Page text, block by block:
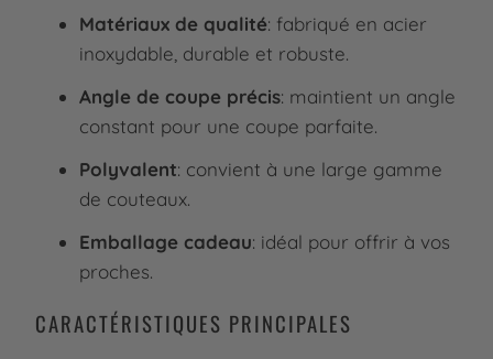
Matériaux de qualité: fabriqué en acier
inoxydable, durable et robuste.
Angle de coupe précis: maintient un angle
constant pour une coupe parfaite.
Polyvalent: convient à une large gamme
de couteaux.
Emballage cadeau: idéal pour offrir à vos
proches.
CARACTÉRISTIQUES PRINCIPALES